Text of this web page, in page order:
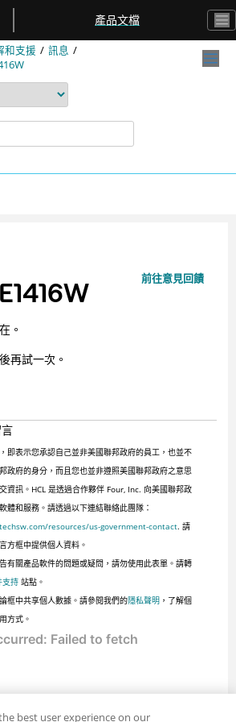
產品文檔
和支援
訊息
前往意見回饋
。
再試一次。
即表示您承認自己並非美國聯邦政府的員工，也並不
政府的身分，而且您也並非遵照美國聯邦政府之意思
資訊。HCL 是透過合作夥伴 Four, Inc. 向美國聯邦政
體和服務。請透過以下連結聯絡此團隊：
resources/us-government-contact. 請
方框中提供個人資料。
有關產品軟件的問題或疑問，請勿使用此表單。請轉
支持站點。
框中共享個人數據。請參閱我們的隱私聲明 ，了解個
方式。
best user experience on our